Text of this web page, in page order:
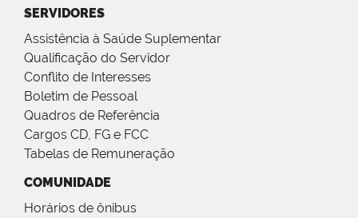
SERVIDORES
Assistência à Saúde Suplementar
Qualificação do Servidor
Conflito de Interesses
Boletim de Pessoal
Quadros de Referência
Cargos CD, FG e FCC
Tabelas de Remuneração
COMUNIDADE
Horários de ônibus